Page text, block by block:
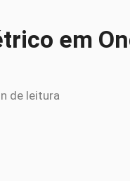
em
de leitura